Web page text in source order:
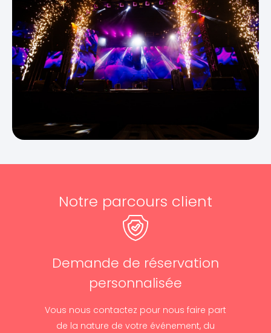
Notre parcours client
Demande de réservation
personnalisée
Vous nous contactez pour nous faire part
de la nature de votre événement, du